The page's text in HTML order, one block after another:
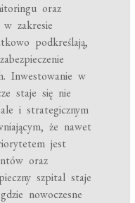
oraz
zakresie
podkreślają,
Inwestowanie w
staje się nie
i strategicznym
że nawet
jest
oraz
szpital staje
nowoczesne